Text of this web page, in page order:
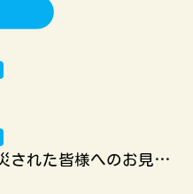
令和8年熊本地震で被災された皆様へのお見舞い